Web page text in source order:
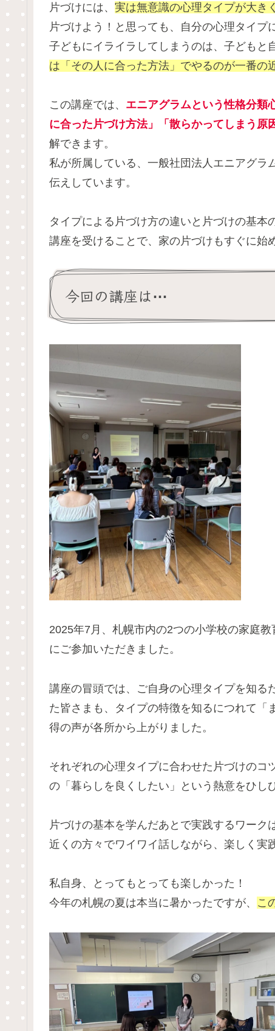
片づけには、 実は無意識の心理タイプが大き
片づけよう！と思っても、自分の心理タイプ
子どもにイライラしてしまうのは、子どもと
は「その人に合った方法」でやるのが一番の
この講座では、 エニアグラムという性格分類
に合った片づけ方法」「散らかってしまう原
解できます。
私が所属している、一般社団法人エニアグラ
伝えしています。
タイプによる片づけ方の違いと片づけの基本
講座を受けることで、家の片づけもすぐに始
今回の講座は⋯
2025年7月、札幌市内の2つの小学校の家庭
にご参加いただきました。
講座の冒頭では、ご自身の心理タイプを知る
た皆さまも、タイプの特徴を知るにつれて
得の声が各所から上がりました。
それぞれの心理タイプに合わせた片づけのコ
の「暮らしを良くしたい」という熱意をひし
片づけの基本を学んだあとで実践するワーク
近くの方々でワイワイ話しながら、楽しく実
私自身、とってもとっても楽しかった！
今年の札幌の夏は本当に暑かったですが、 こ